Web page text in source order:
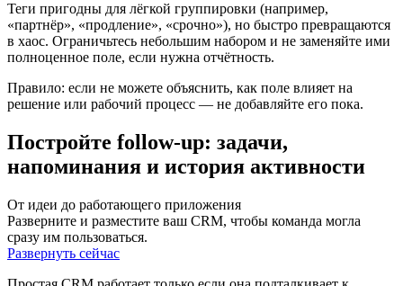
Теги пригодны для лёгкой группировки (например,
«партнёр», «продление», «срочно»), но быстро превращаются
в хаос. Ограничьтесь небольшим набором и не заменяйте ими
полноценное поле, если нужна отчётность.
Правило: если не можете объяснить, как поле влияет на
решение или рабочий процесс — не добавляйте его пока.
Постройте follow-up: задачи,
напоминания и история активности
От идеи до работающего приложения
Разверните и разместите ваш CRM, чтобы команда могла
сразу им пользоваться.
Развернуть сейчас